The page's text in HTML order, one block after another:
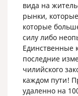
вида на
рынки,
которые
силу либо
Единственные
последние
чилийского
каждом пути!
удаленно на